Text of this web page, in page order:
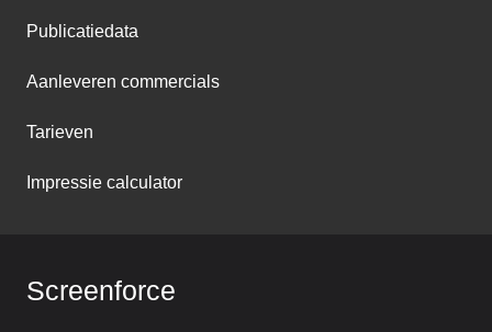
Publicatiedata
Aanleveren commercials
Tarieven
Impressie calculator
Screenforce